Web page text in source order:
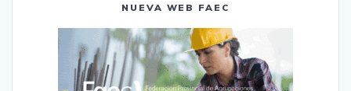
NUEVA WEB FAEC